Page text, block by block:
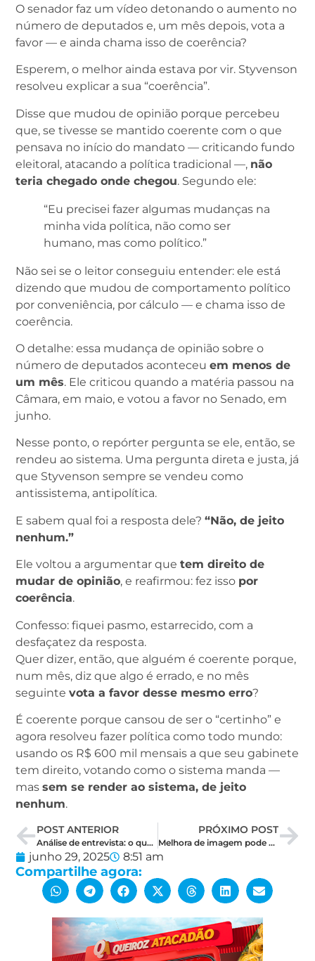
O senador faz um vídeo detonando o aumento no
número de deputados e, um mês depois, vota a
favor — e ainda chama isso de coerência?
Esperem, o melhor ainda estava por vir. Styvenson
resolveu explicar a sua “coerência”.
Disse que mudou de opinião porque percebeu
que, se tivesse se mantido coerente com o que
pensava no início do mandato — criticando fundo
eleitoral, atacando a política tradicional —, não
teria chegado onde chegou. Segundo ele:
“Eu precisei fazer algumas mudanças na
minha vida política, não como ser
humano, mas como político.”
Não sei se o leitor conseguiu entender: ele está
dizendo que mudou de comportamento político
por conveniência, por cálculo — e chama isso de
coerência.
O detalhe: essa mudança de opinião sobre o
número de deputados aconteceu em menos de
um mês. Ele criticou quando a matéria passou na
Câmara, em maio, e votou a favor no Senado, em
junho.
Nesse ponto, o repórter pergunta se ele, então, se
rendeu ao sistema. Uma pergunta direta e justa, já
que Styvenson sempre se vendeu como
antissistema, antipolítica.
E sabem qual foi a resposta dele? “Não, de jeito
nenhum.”
Ele voltou a argumentar que tem direito de
mudar de opinião, e reafirmou: fez isso por
coerência.
Confesso: fiquei pasmo, estarrecido, com a
desfaçatez da resposta.
Quer dizer, então, que alguém é coerente porque,
num mês, diz que algo é errado, e no mês
seguinte vota a favor desse mesmo erro?
É coerente porque cansou de ser o “certinho” e
agora resolveu fazer política como todo mundo:
usando os R$ 600 mil mensais a que seu gabinete
tem direito, votando como o sistema manda —
mas sem se render ao sistema, de jeito
nenhum.
POST ANTERIOR
Análise de entrevista: o que Styvenson quis dizer sobre Allyson quando falou “Se ele entrar, eu saio”
PRÓXIMO POST
Melhora de imagem pode ajudar, mas cenário federal será decisivo para Fátima e Cadu
junho 29, 2025 8:51 am
Compartilhe agora: